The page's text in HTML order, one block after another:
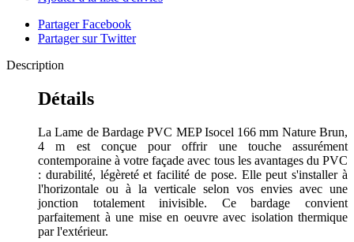
Partager Facebook
Partager sur Twitter
Description
Détails
La Lame de Bardage PVC MEP Isocel 166 mm Nature Brun,
4 m est conçue pour offrir une touche assurément
contemporaine à votre façade avec tous les avantages du PVC
: durabilité, légèreté et facilité de pose. Elle peut s'installer à
l'horizontale ou à la verticale selon vos envies avec une
jonction totalement inivisible. Ce bardage convient
parfaitement à une mise en oeuvre avec isolation thermique
par l'extérieur.